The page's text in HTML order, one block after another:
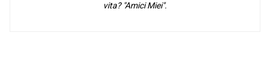
vita? "Amici Miei".